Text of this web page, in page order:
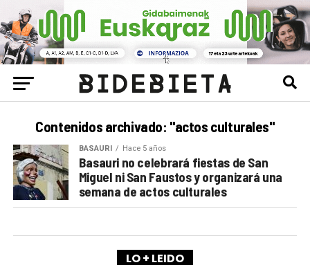
Contenidos archivado: "actos culturales"
BASAURI Hace 5 años
Basauri no celebrará fiestas de San
Miguel ni San Faustos y organizará una
semana de actos culturales
LO + LEIDO